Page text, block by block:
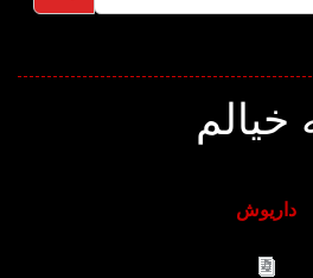
خیالم
داریوش